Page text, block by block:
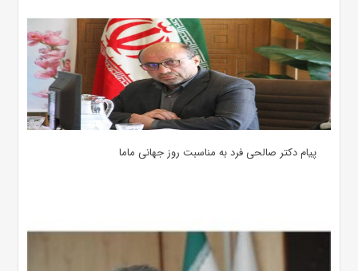
پیام دکتر صالحی فرد به مناسبت روز جهانی ماما